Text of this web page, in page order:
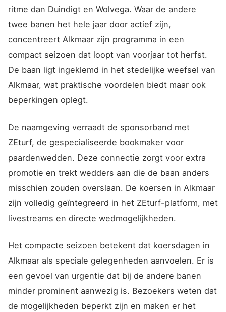
ritme dan Duindigt en Wolvega. Waar de andere
twee banen het hele jaar door actief zijn,
concentreert Alkmaar zijn programma in een
compact seizoen dat loopt van voorjaar tot herfst.
De baan ligt ingeklemd in het stedelijke weefsel van
Alkmaar, wat praktische voordelen biedt maar ook
beperkingen oplegt.
De naamgeving verraadt de sponsorband met
ZEturf, de gespecialiseerde bookmaker voor
paardenwedden. Deze connectie zorgt voor extra
promotie en trekt wedders aan die de baan anders
misschien zouden overslaan. De koersen in Alkmaar
zijn volledig geïntegreerd in het ZEturf-platform, met
livestreams en directe wedmogelijkheden.
Het compacte seizoen betekent dat koersdagen in
Alkmaar als speciale gelegenheden aanvoelen. Er is
een gevoel van urgentie dat bij de andere banen
minder prominent aanwezig is. Bezoekers weten dat
de mogelijkheden beperkt zijn en maken er het